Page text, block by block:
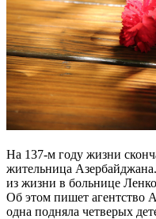
На 137-м году жизни
жительница
из жизни в больнице
Об этом пишет агентство
одна подняла четверых